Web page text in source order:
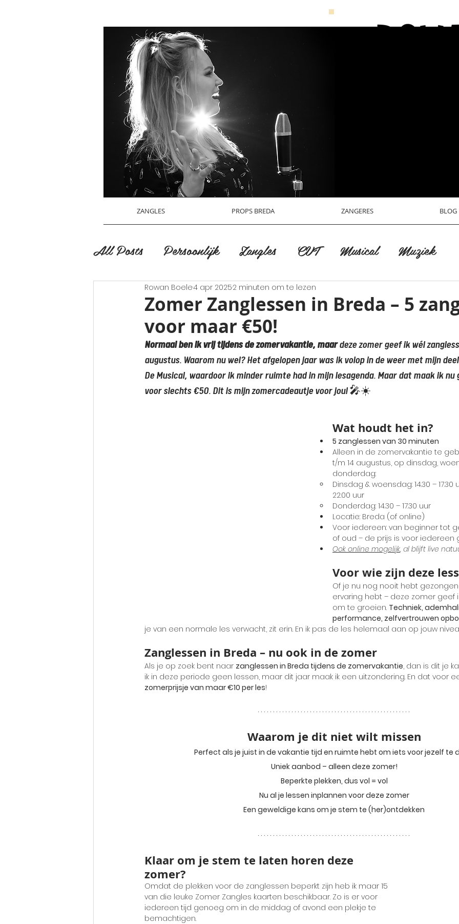
ZANGLES PROPS BREDA ZANGERES BLOG
All Posts Persoonlijk Zangles CVT Musical Muziek
Zomer Zanglessen in Breda – 5
voor maar €50!
Rowan Boele4 apr 20252 minuten om te lezen
Normaal ben ik vrij tijdens de zomervakantie, maar deze zomer geef ik wél
augustus. Waarom nu wel? Het afgelopen jaar was ik volop in de weer met mijn
De Musical, waardoor ik minder ruimte had in mijn lesagenda. Maar dat maak ik nu
voor slechts €50. Dit is mijn zomercadeautje voor jou! 🎤☀️
Wat houdt het in?
5 zanglessen van 30 minuten
Alleen in de zomervakantie te
t/m 14 augustus, op dinsdag,
donderdag:
Dinsdag & woensdag: 14.30 – 17.30
22.00 uur
Donderdag: 14.30 – 17.30 uur
Locatie: Breda (of online)
Voor iedereen: van beginner tot
of oud – de prijs is voor iedereen
Ook online mogelijk, al blijft live
Voor wie zijn deze
Of je nu nog nooit hebt
ervaring hebt – deze zomer geef
om te groeien. Techniek,
performance, zelfvertrouwen
je van een normale les verwacht, zit erin. En ik pas de les helemaal aan op jouw
Zanglessen in Breda – nu ook in de zomer
Als je op zoek bent naar zanglessen in Breda tijdens de zomervakantie, dan is dit je
ik in deze periode geen lessen, maar dit jaar maak ik een uitzondering. En dat voor
zomerprijsje van maar €10 per les!
Waarom je dit niet wilt missen
Perfect als je juist in de vakantie tijd en ruimte hebt om iets voor jezelf te
Uniek aanbod – alleen deze zomer!
Beperkte plekken, dus vol = vol
Nu al je lessen inplannen voor deze zomer
Een geweldige kans om je stem te (her)ontdekken
Klaar om je stem te laten horen deze
zomer?
Omdat de plekken voor de zanglessen beperkt zijn heb ik maar 15
van die leuke Zomer Zangles kaarten beschikbaar. Zo is er voor
iedereen tijd genoeg om in de middag of avond een plekje te
bemachtigen.